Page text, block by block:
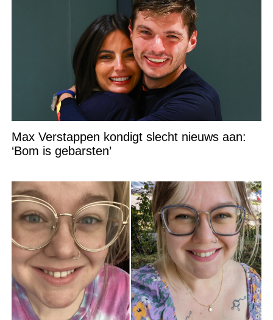
Max Verstappen kondigt slecht nieuws aan:
‘Bom is gebarsten’